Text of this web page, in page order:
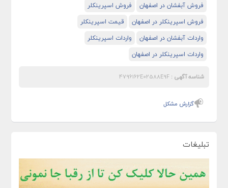
فروش آبفشان در اصفهان
فروش اسپرینکلر
فروش اسپرینکلر در اصفهان
قیمت اسپرینکلر
واردات آبفشان در اصفهان
واردات اسپرینکلر
واردات اسپرینکلر در اصفهان
شناسه آگهی : 4796162E02588E9F
گزارش مشکل
تبلیغات